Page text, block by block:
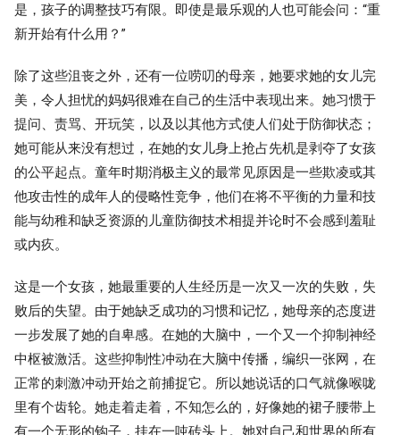
是，孩子的调整技巧有限。即使是最乐观的人也可能会问：“重
新开始有什么用？”
除了这些沮丧之外，还有一位唠叨的母亲，她要求她的女儿完
美，令人担忧的妈妈很难在自己的生活中表现出来。她习惯于
提问、责骂、开玩笑，以及以其他方式使人们处于防御状态；
她可能从来没有想过，在她的女儿身上抢占先机是剥夺了女孩
的公平起点。童年时期消极主义的最常见原因是一些欺凌或其
他攻击性的成年人的侵略性竞争，他们在将不平衡的力量和技
能与幼稚和缺乏资源的儿童防御技术相提并论时不会感到羞耻
或内疚。
这是一个女孩，她最重要的人生经历是一次又一次的失败，失
败后的失望。由于她缺乏成功的习惯和记忆，她母亲的态度进
一步发展了她的自卑感。在她的大脑中，一个又一个抑制神经
中枢被激活。这些抑制性冲动在大脑中传播，编织一张网，在
正常的刺激冲动开始之前捕捉它。所以她说话的口气就像喉咙
里有个齿轮。她走着走着，不知怎么的，好像她的裙子腰带上
有一个无形的钩子，挂在一吨砖头上。她对自己和世界的所有